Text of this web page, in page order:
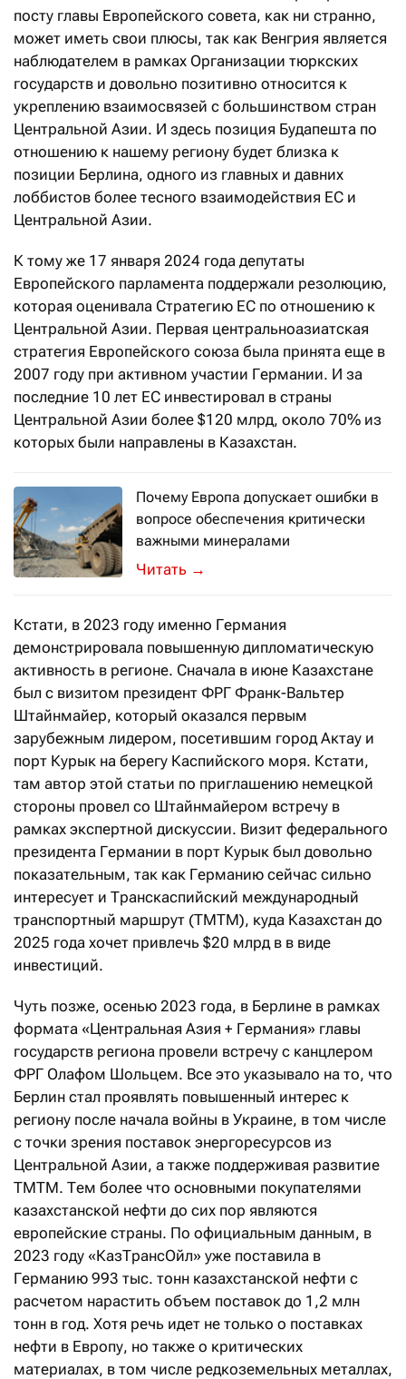
посту главы Европейского совета, как ни странно,
может иметь свои плюсы, так как Венгрия является
наблюдателем в рамках Организации тюркских
государств и довольно позитивно относится к
укреплению взаимосвязей с большинством стран
Центральной Азии. И здесь позиция Будапешта по
отношению к нашему региону будет близка к
позиции Берлина, одного из главных и давних
лоббистов более тесного взаимодействия ЕС и
Центральной Азии.
К тому же 17 января 2024 года депутаты
Европейского парламента поддержали резолюцию,
которая оценивала Стратегию ЕС по отношению к
Центральной Азии. Первая центральноазиатская
стратегия Европейского союза была принята еще в
2007 году при активном участии Германии. И за
последние 10 лет ЕС инвестировал в страны
Центральной Азии более $120 млрд, около 70% из
которых были направлены в Казахстан.
Почему Европа допускает ошибки в
вопросе обеспечения критически
важными минералами
Ситуация с редкоземельными
→
Кстати, в 2023 году именно Германия
демонстрировала повышенную дипломатическую
активность в регионе. Сначала в июне Казахстане
был с визитом президент ФРГ Франк-Вальтер
Штайнмайер, который оказался первым
зарубежным лидером, посетившим город Актау и
порт Курык на берегу Каспийского моря. Кстати,
там автор этой статьи по приглашению немецкой
стороны провел со Штайнмайером встречу в
рамках экспертной дискуссии. Визит федерального
президента Германии в порт Курык был довольно
показательным, так как Германию сейчас сильно
интересует и Транскаспийский международный
транспортный маршрут (ТМТМ), куда Казахстан до
2025 года хочет привлечь $20 млрд в в виде
инвестиций.
Чуть позже, осенью 2023 года, в Берлине в рамках
формата «Центральная Азия + Германия» главы
государств региона провели встречу с канцлером
ФРГ Олафом Шольцем. Все это указывало на то, что
Берлин стал проявлять повышенный интерес к
региону после начала войны в Украине, в том числе
с точки зрения поставок энергоресурсов из
Центральной Азии, а также поддерживая развитие
ТМТМ. Тем более что основными покупателями
казахстанской нефти до сих пор являются
европейские страны. По официальным данным, в
2023 году «КазТрансОйл» уже поставила в
Германию 993 тыс. тонн казахстанской нефти с
расчетом нарастить объем поставок до 1,2 млн
тонн в год. Хотя речь идет не только о поставках
нефти в Европу, но также о критических
материалах, в том числе редкоземельных металлах,